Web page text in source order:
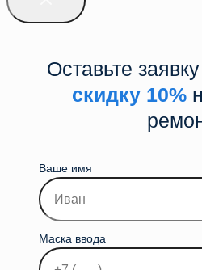
Оставьте
скидку 10%
Ваше имя
Маска ввода